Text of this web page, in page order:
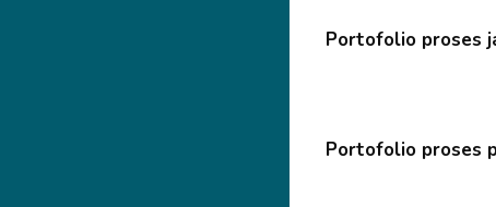
Portofolio proses
Portofolio proses